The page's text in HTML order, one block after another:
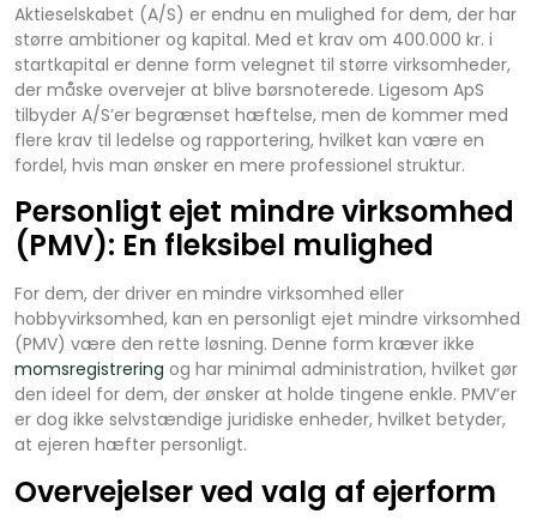
Aktieselskabet (A/S) er endnu en mulighed for dem, der har
større ambitioner og kapital. Med et krav om 400.000 kr. i
startkapital er denne form velegnet til større virksomheder,
der måske overvejer at blive børsnoterede. Ligesom ApS
tilbyder A/S’er begrænset hæftelse, men de kommer med
flere krav til ledelse og rapportering, hvilket kan være en
fordel, hvis man ønsker en mere professionel struktur.
Personligt ejet mindre virksomhed
(PMV): En fleksibel mulighed
For dem, der driver en mindre virksomhed eller
hobbyvirksomhed, kan en personligt ejet mindre virksomhed
(PMV) være den rette løsning. Denne form kræver ikke
momsregistrering og har minimal administration, hvilket gør
den ideel for dem, der ønsker at holde tingene enkle. PMV’er
er dog ikke selvstændige juridiske enheder, hvilket betyder,
at ejeren hæfter personligt.
Overvejelser ved valg af ejerform